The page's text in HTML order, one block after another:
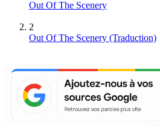
Out Of The Scenery
2
Out Of The Scenery (Traduction)